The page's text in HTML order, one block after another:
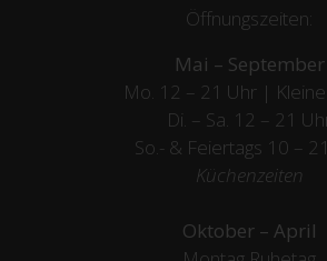
Öffnungszeiten:
Mai – September
Mo. 12 – 21 Uhr |
Di. – Sa. 12 – 21
So.- & Feiertags 10 –
Küchenzeiten
Oktober – April